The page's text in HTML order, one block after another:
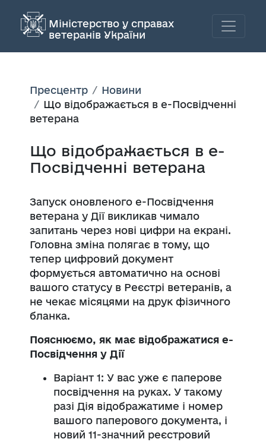
Міністерство у справах
ветеранів України
Пресцентр
Новини
Що відображається в е-Посвідченні
ветерана
Що відображається в е-
Посвідченні ветерана
Запуск оновленого е-Посвідчення
ветерана у Дії викликав чимало
запитань через нові цифри на екрані.
Головна зміна полягає в тому, що
тепер цифровий документ
формується автоматично на основі
вашого статусу в Реєстрі ветеранів, а
не чекає місяцями на друк фізичного
бланка.
Пояснюємо, як має відображатися е-
Посвідчення у Дії
Варіант 1: У вас уже є паперове
посвідчення на руках. У такому
разі Дія відображатиме і номер
вашого паперового документа, і
новий 11-значний реєстровий